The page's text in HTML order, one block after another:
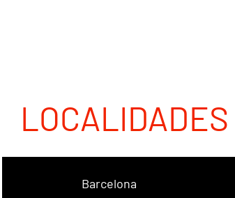
Barcelona